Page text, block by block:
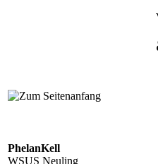
PhelanKell
WSUS Neuling